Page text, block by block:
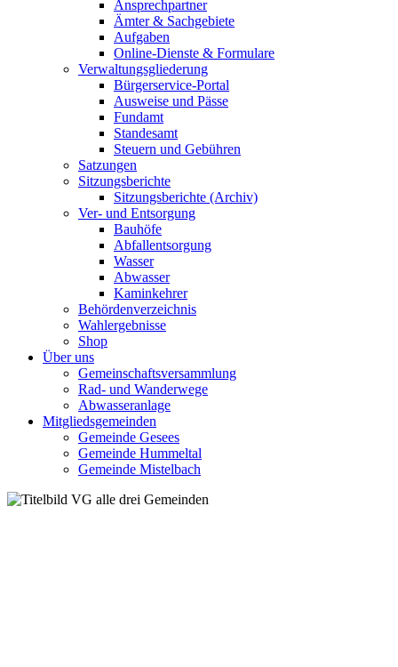
Ansprechpartner
Ämter & Sachgebiete
Aufgaben
Online-Dienste & Formulare
Verwaltungsgliederung
Bürgerservice-Portal
Ausweise und Pässe
Fundamt
Standesamt
Steuern und Gebühren
Satzungen
Sitzungsberichte
Sitzungsberichte (Archiv)
Ver- und Entsorgung
Bauhöfe
Abfallentsorgung
Wasser
Abwasser
Kaminkehrer
Behördenverzeichnis
Wahlergebnisse
Shop
Über uns
Gemeinschaftsversammlung
Rad- und Wanderwege
Abwasseranlage
Mitgliedsgemeinden
Gemeinde Gesees
Gemeinde Hummeltal
Gemeinde Mistelbach